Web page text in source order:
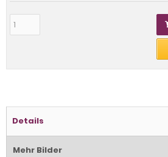
Details
Mehr Bilder